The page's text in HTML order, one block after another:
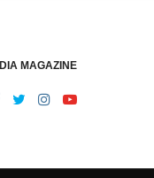
MAGAZINE